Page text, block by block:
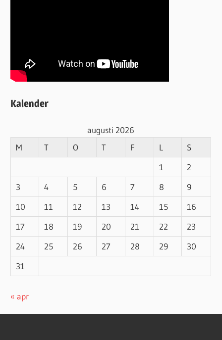
Kalender
augusti 2026
M
T O T F L
S
1
2
3
4 5 6 7 8
9
10
11 12 13 14 15
16
17
18 19 20 21 22
23
24
25 26 27 28 29
30
31
« apr